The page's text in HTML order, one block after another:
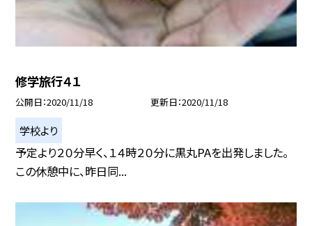
修学旅行４１
公開日 2020/11/18 更新日 2020/11/18
学校より
予定より２０分早く、１４時２０分に黒丸PAを出発しました。
この休憩中に、昨日同...